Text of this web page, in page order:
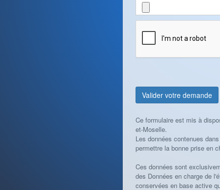
Ce formulaire est mis à
et-Moselle.
Les données contenues
permettre la bonne prise en
Ces données sont
des Données en charge de
conservées en base active